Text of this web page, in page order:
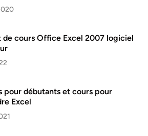
de cours Office Excel 2007 logiciel
pour débutants et cours pour
Excel